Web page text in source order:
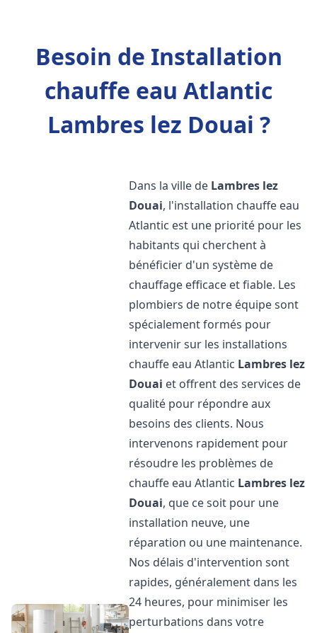
Besoin de Installation
chauffe eau Atlantic
Lambres lez Douai ?
Dans la ville de Lambres lez
Douai, l'installation chauffe eau
Atlantic est une priorité pour les
habitants qui cherchent à
bénéficier d'un système de
chauffage efficace et fiable. Les
plombiers de notre équipe sont
spécialement formés pour
intervenir sur les installations
chauffe eau Atlantic Lambres lez
Douai et offrent des services de
qualité pour répondre aux
besoins des clients. Nous
intervenons rapidement pour
résoudre les problèmes de
chauffe eau Atlantic Lambres lez
Douai, que ce soit pour une
installation neuve, une
réparation ou une maintenance.
Nos délais d'intervention sont
rapides, généralement dans les
24 heures, pour minimiser les
perturbations dans votre